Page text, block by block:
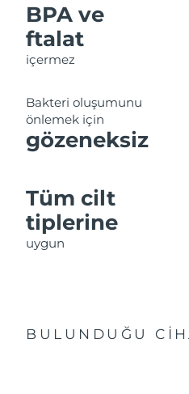
BPA ve
ftalat
içermez
Bakteri oluşumunu
önlemek için
gözeneksiz
Tüm cilt
tiplerine
uygun
BULUNDUĞU